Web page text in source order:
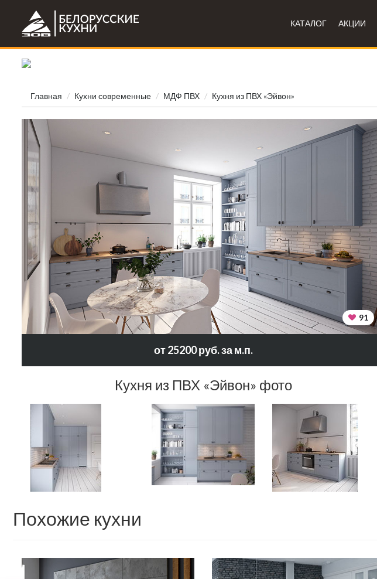
КАТАЛОГ АКЦИИ
Главная Кухни современные МДФ ПВХ Кухня из ПВХ «Эйвон»
91
от 25200 руб. за м.п.
Кухня из ПВХ «Эйвон» фото
Похожие кухни